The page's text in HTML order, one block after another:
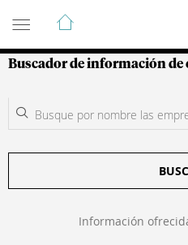
Guía de Empresas
Buscador de información de
Información